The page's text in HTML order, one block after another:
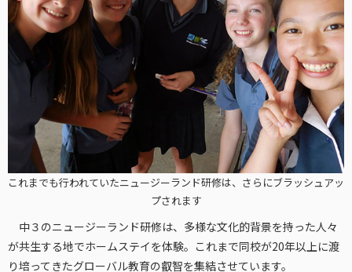
これまでも行われていたニュージーランド研修は、さらにブラッシュアッ
プされます
中３のニュージーランド研修は、多様な文化的背景を持った人々
が共生する地でホームステイを体験。これまで同校が20年以上に渡
り培ってきたグローバル教育の叡智を集結させています。